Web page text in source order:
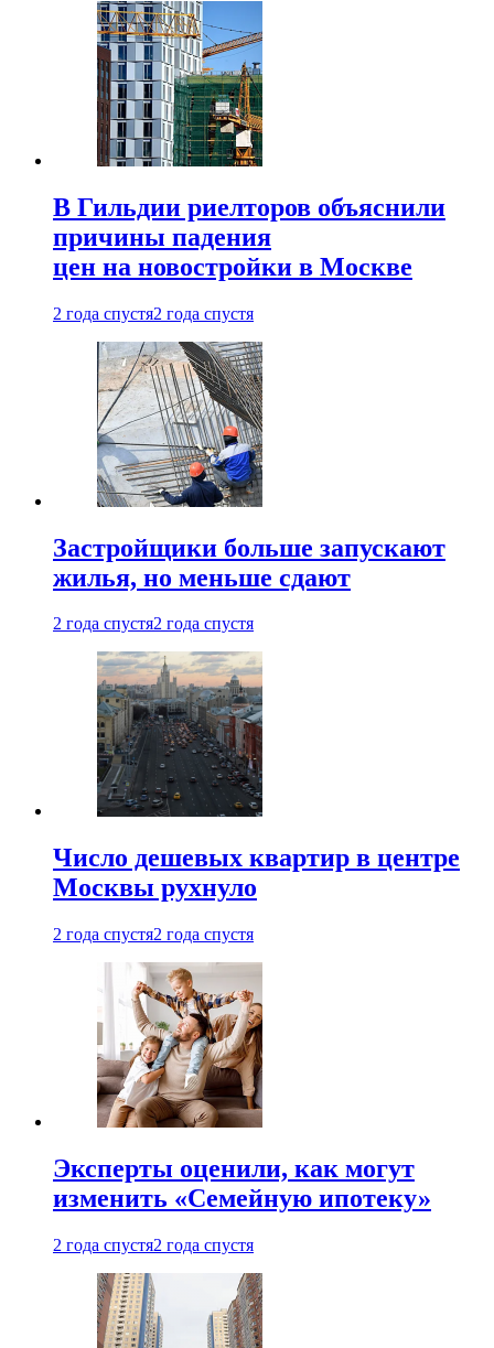
В Гильдии риелторов объяснили
причины падения
цен на новостройки в Москве
2 года спустя2 года спустя
Застройщики больше запускают
жилья, но меньше сдают
2 года спустя2 года спустя
Число дешевых квартир в центре
Москвы рухнуло
2 года спустя2 года спустя
Эксперты оценили, как могут
изменить «Семейную ипотеку»
2 года спустя2 года спустя